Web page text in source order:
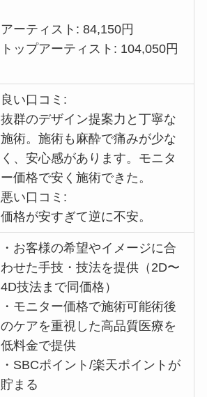
アーティスト: 84,150円
トップアーティスト: 104,050円
良い口コミ:
抜群のデザイン提案力と丁寧な
施術。施術も麻酔で痛みが少な
く、安心感があります。 モニタ
ー価格で安く施術できた。
悪い口コミ:
価格が安すぎて逆に不安。
・ お客様の希望やイメージに合
わせた手技・技法を提供（2D〜
4D技法まで同価格）
・ モニター価格で施術可能術後
のケアを重視した高品質医療を
低料金で提供
・ SBCポイント/楽天ポイントが
貯まる